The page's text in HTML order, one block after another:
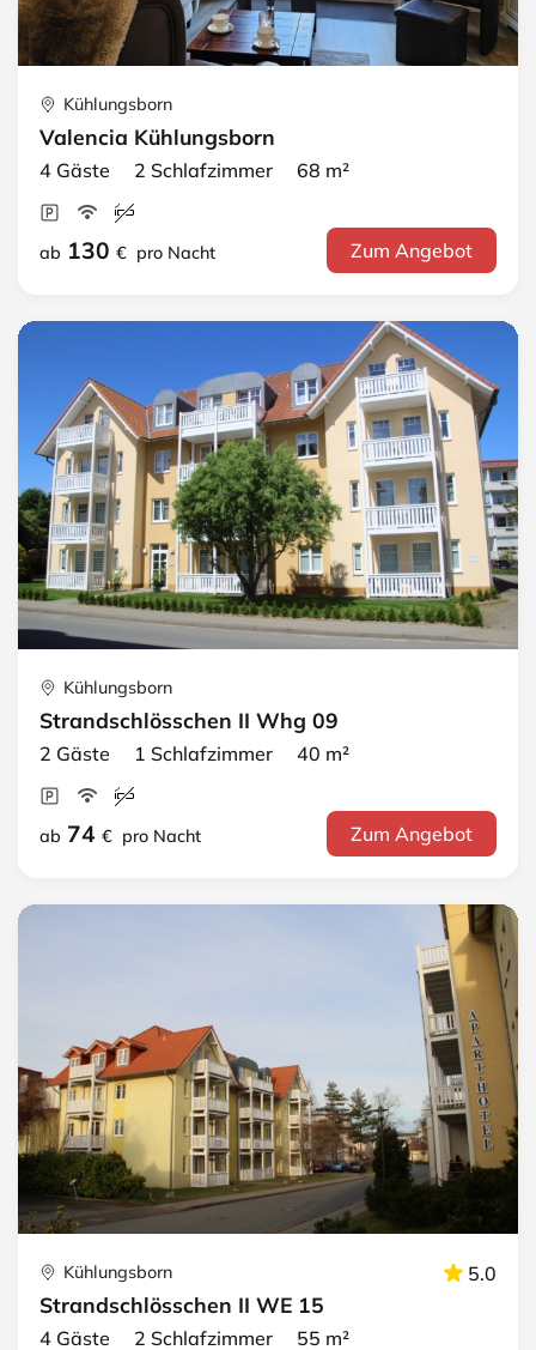
Kühlungsborn
Valencia Kühlungsborn
4 Gäste 2 Schlafzimmer 68 m²
ab 130 € pro Nacht Zum Angebot
Kühlungsborn
Strandschlösschen II Whg 09
2 Gäste 1 Schlafzimmer 40 m²
ab 74 € pro Nacht Zum Angebot
Kühlungsborn 5.0
Strandschlösschen II WE 15
4 Gäste 2 Schlafzimmer 55 m²